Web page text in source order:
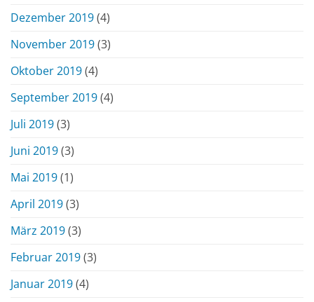
Dezember 2019(4)
November 2019(3)
Oktober 2019(4)
September 2019(4)
Juli 2019(3)
Juni 2019(3)
Mai 2019(1)
April 2019(3)
März 2019(3)
Februar 2019(3)
Januar 2019(4)